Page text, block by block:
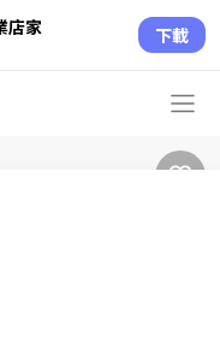
店家 下載